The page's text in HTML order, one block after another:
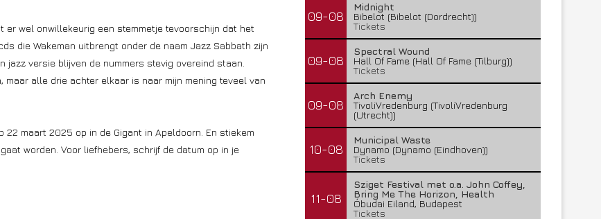
er wel onwillekeurig een stemmetje tevoorschijn dat het
die Wakeman uitbrengt onder de naam Jazz Sabbath zijn
versie blijven de nummers stevig overeind staan.
alle drie achter elkaar is naar mijn mening teveel van
maart 2025 op in de Gigant in Apeldoorn. En stiekem
worden. Voor liefhebers, schrijf de datum op in je
09-08
Midnight
Bibelot (Bibelot (Dordrecht))
Tickets
09-08
Spectral Wound
Hall Of Fame (Hall Of Fame (Tilburg))
Tickets
09-08
Arch Enemy
TivoliVredenburg (TivoliVredenburg
(Utrecht))
10-08
Municipal Waste
Dynamo (Dynamo (Eindhoven))
Tickets
11-08
Sziget Festival met o.a. John Coffey,
Bring Me The Horizon, Health
Óbudai Eiland, Budapest
Tickets